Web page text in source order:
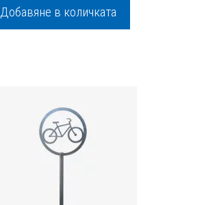
/
310,00 лв..
142,60 €
/
Добавяне в количката